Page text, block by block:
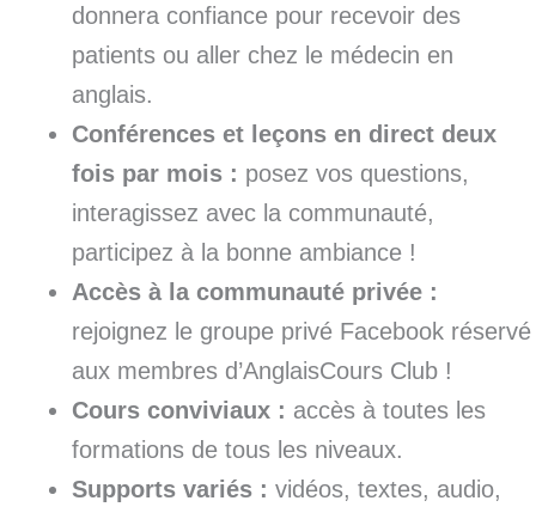
donnera confiance pour recevoir des
patients ou aller chez le médecin en
anglais.
Conférences et leçons en direct deux
fois par mois : posez vos questions,
interagissez avec la communauté,
participez à la bonne ambiance !
Accès à la communauté privée :
rejoignez le groupe privé Facebook réservé
aux membres d’AnglaisCours Club !
Cours conviviaux : accès à toutes les
formations de tous les niveaux.
Supports variés : vidéos, textes, audio,